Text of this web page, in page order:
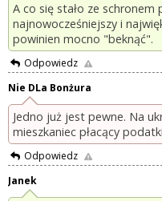
A co się stało ze schronem
najnowocześniejszy i
powinien mocno "beknąć".
Odpowiedz
Nie DLa Bonżura
Jedno już jest pewne. Na
mieszkaniec płacący
Odpowiedz
Janek